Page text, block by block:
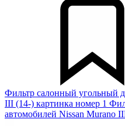
Фильтр салонный угольный
III (14-) картинка номер 1
автомобилей Nissan Murano